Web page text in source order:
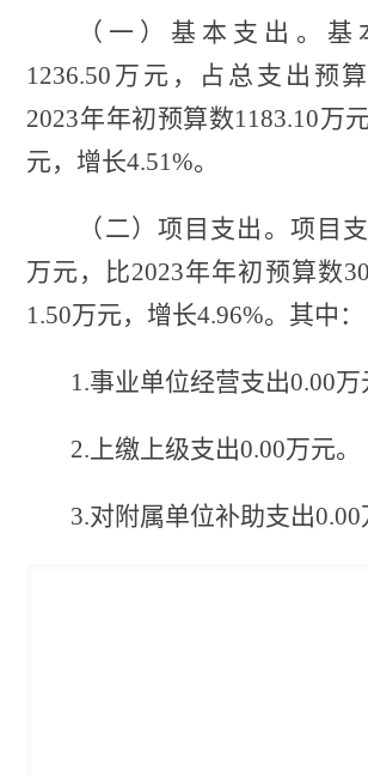
（一）基本支出。 基
1236.50万元，占总支出预
2023年年初预算数1183.10万
元，增长4.51%。
（二）项目支出。 项目
万元，比2023年年初预算数
1.50万元，增长4.96%。其中：
1.事业单位经营支出0.00万
2.上缴上级支出0.00万元。
3.对附属单位补助支出0.00